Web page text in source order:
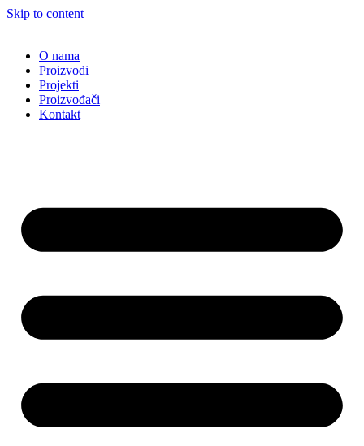
Skip to content
O nama
Proizvodi
Projekti
Proizvođači
Kontakt